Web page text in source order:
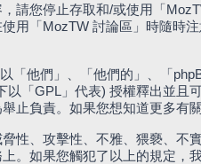
請您停止存取和/或使用「
用「MozTW 討論區」時隨時
「他們」、「他們的」、「
以「GPL」代表) 授權釋出並且
止負責。如果您想知道更多有
性、攻擊性、不雅、猥褻、
。如果您觸犯了以上的規定